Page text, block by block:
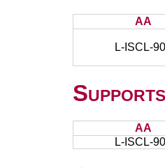
AA
L-ISCL-
AA
L-ISCL-